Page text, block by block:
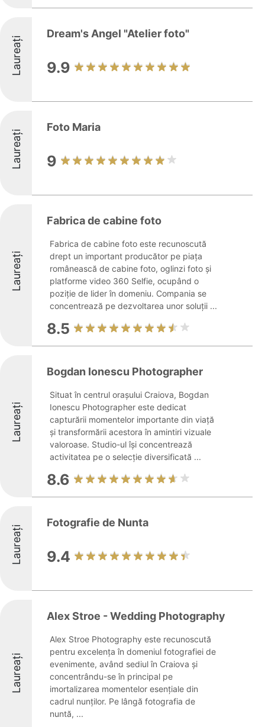
Laureați
Dream's Angel "Atelier foto"
9.9
Laureați
Foto Maria
9
Laureați
Fabrica de cabine foto
Fabrica de cabine foto este recunoscută
drept un important producător pe piața
românească de cabine foto, oglinzi foto și
platforme video 360 Selfie, ocupând o
poziție de lider în domeniu. Compania se
concentrează pe dezvoltarea unor soluții ...
8.5
Laureați
Bogdan Ionescu Photographer
Situat în centrul orașului Craiova, Bogdan
Ionescu Photographer este dedicat
capturării momentelor importante din viață
și transformării acestora în amintiri vizuale
valoroase. Studio-ul își concentrează
activitatea pe o selecție diversificată ...
8.6
Laureați
Fotografie de Nunta
9.4
Laureați
Alex Stroe - Wedding Photography
Alex Stroe Photography este recunoscută
pentru excelența în domeniul fotografiei de
evenimente, având sediul în Craiova și
concentrându-se în principal pe
imortalizarea momentelor esențiale din
cadrul nunților. Pe lângă fotografia de
nuntă, ...